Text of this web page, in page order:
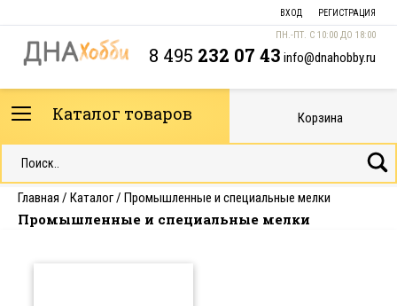
ВХОД РЕГИСТРАЦИЯ
ПН.-ПТ. С 10:00 ДО 18:00
8 495 232 07 43 info@dnahobby.ru
Каталог товаров Корзина
Главная / Каталог/ Промышленные и специальные мелки
Промышленные и специальные мелки